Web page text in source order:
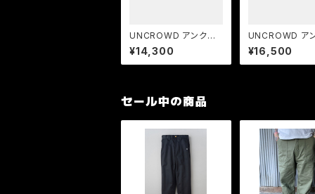
UNCROWD アンクラ
ウド CIVIC 2026 サン
グラス BLACK-BLUE
¥14,300
UNCROWD ア
ウド CIVIC
omic 2026 調
ズ サングラス
¥16,500
セール中の商品